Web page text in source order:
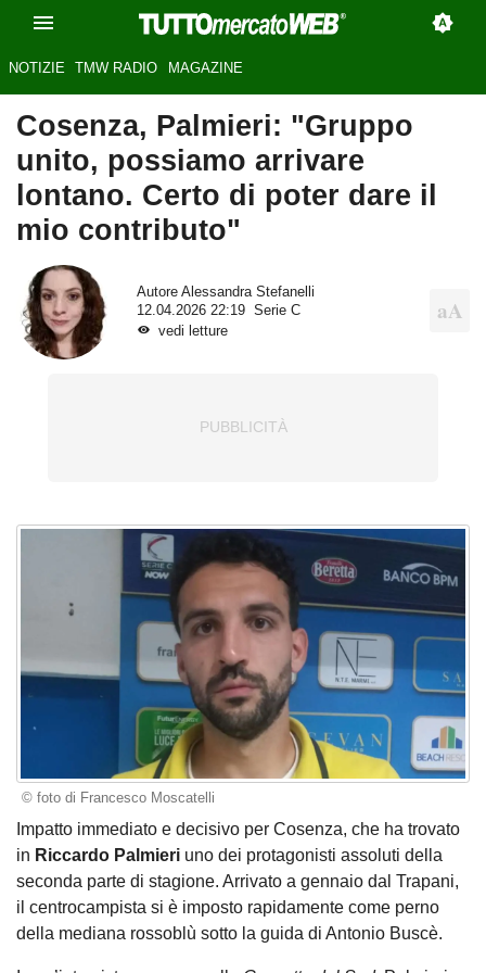
NOTIZIE TMW RADIO MAGAZINE
Cosenza, Palmieri: "Gruppo
unito, possiamo arrivare
lontano. Certo di poter dare il
mio contributo"
Autore Alessandra Stefanelli
12.04.2026 22:19
Serie C
vedi letture
© foto di Francesco Moscatelli
Impatto immediato e decisivo per Cosenza, che ha trovato
in Riccardo Palmieri uno dei protagonisti assoluti della
seconda parte di stagione. Arrivato a gennaio dal Trapani,
il centrocampista si è imposto rapidamente come perno
della mediana rossoblù sotto la guida di Antonio Buscè.